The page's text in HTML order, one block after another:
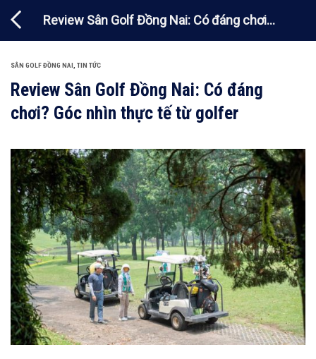
đến
Review Sân Golf Đồng Nai: Có đáng chơi?
Góc nhìn thực tế từ golfer
SÂN GOLF ĐỒNG NAI TIN TỨC
Review Sân Golf Đồng Nai: Có đáng
chơi? Góc nhìn thực tế từ golfer